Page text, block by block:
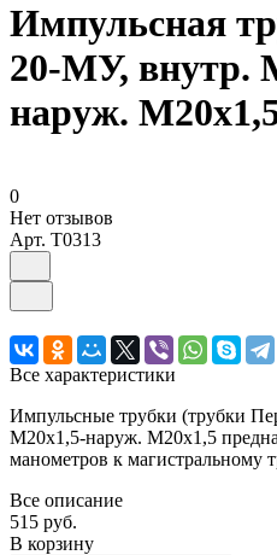
Импульсная
20-МУ, внутр.
наруж.
0
Нет отзывов
Арт. T0313
Все характеристики
Импульсные трубки (трубки
М20х1,5-наруж. М20х1,5
манометров к магистральному
Все описание
515 руб.
В корзину